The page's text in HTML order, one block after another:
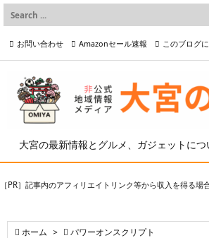
大宮の最新情報とグルメ、ガジェットに
お問い合わせ Amazonセール速報 このブログ
プライバシーポリシー等
［PR］記事内のアフィリエイトリンク等から収入を得る場
 ホーム >  パワーオンスクリプト